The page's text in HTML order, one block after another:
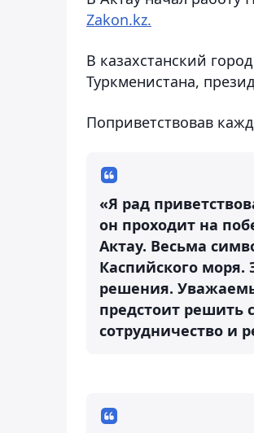
Zakon.kz.
В казахстанский
Туркменистана,
Поприветствовав
«Я рад
он проходит на
Актау. Весьма
Каспийского моря.
решения.
предстоит решить
сотрудничество и